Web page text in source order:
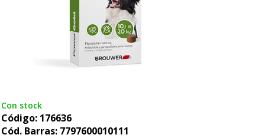
Con stock
Código: 176636
Cód. Barras: 7797600010111